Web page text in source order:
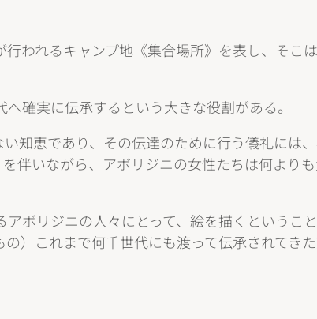
われるキャンプ地《集合場所》を表し、そこ
確実に伝承するという大きな役割がある。
知恵であり、その伝達のために行う儀礼には
伴いながら、アボリジニの女性たちは何より
ボリジニの人々にとって、絵を描くというこ
）これまで何千世代にも渡って伝承されてき